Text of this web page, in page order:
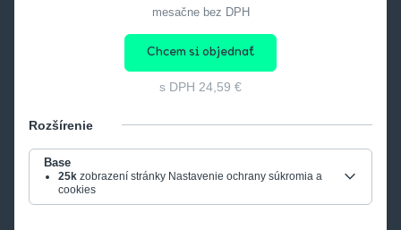
mesačne bez DPH
Chcem si objednať
s DPH 24,59 €
Rozšírenie
Base
25k zobrazení stránky Nastavenie ochrany súkromia a
cookies